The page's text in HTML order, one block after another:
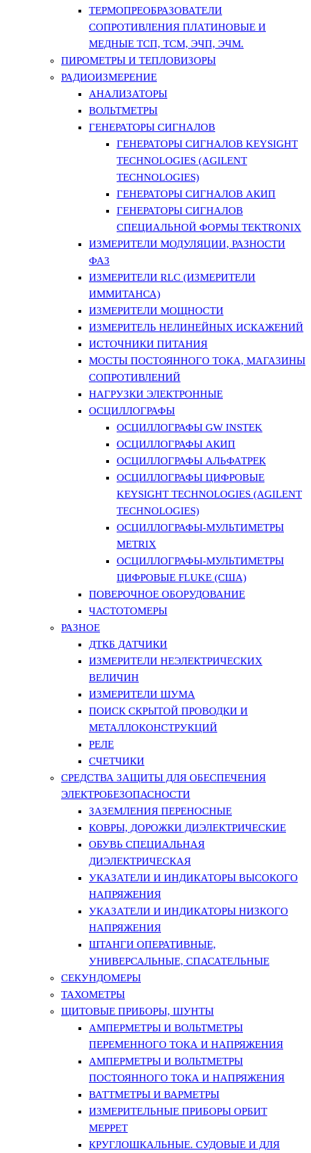
ТЕРМОПРЕОБРАЗОВАТЕЛИ
СОПРОТИВЛЕНИЯ ПЛАТИНОВЫЕ И
МЕДНЫЕ ТСП, ТСМ, ЭЧП, ЭЧМ.
ПИРОМЕТРЫ И ТЕПЛОВИЗОРЫ
РАДИОИЗМЕРЕНИЕ
АНАЛИЗАТОРЫ
ВОЛЬТМЕТРЫ
ГЕНЕРАТОРЫ СИГНАЛОВ
ГЕНЕРАТОРЫ СИГНАЛОВ KEYSIGHT
TECHNOLOGIES (AGILENT
TECHNOLOGIES)
ГЕНЕРАТОРЫ СИГНАЛОВ АКИП
ГЕНЕРАТОРЫ СИГНАЛОВ
СПЕЦИАЛЬНОЙ ФОРМЫ TEKTRONIX
ИЗМЕРИТЕЛИ МОДУЛЯЦИИ, РАЗНОСТИ
ФАЗ
ИЗМЕРИТЕЛИ RLC (ИЗМЕРИТЕЛИ
ИММИТАНСА)
ИЗМЕРИТЕЛИ МОЩНОСТИ
ИЗМЕРИТЕЛЬ НЕЛИНЕЙНЫХ ИСКАЖЕНИЙ
ИСТОЧНИКИ ПИТАНИЯ
МОСТЫ ПОСТОЯННОГО ТОКА, МАГАЗИНЫ
СОПРОТИВЛЕНИЙ
НАГРУЗКИ ЭЛЕКТРОННЫЕ
ОСЦИЛЛОГРАФЫ
ОСЦИЛЛОГРАФЫ GW INSTEK
ОСЦИЛЛОГРАФЫ АКИП
ОСЦИЛЛОГРАФЫ АЛЬФАТРЕК
ОСЦИЛЛОГРАФЫ ЦИФРОВЫЕ
KEYSIGHT TECHNOLOGIES (AGILENT
TECHNOLOGIES)
ОСЦИЛЛОГРАФЫ-МУЛЬТИМЕТРЫ
METRIX
ОСЦИЛЛОГРАФЫ-МУЛЬТИМЕТРЫ
ЦИФРОВЫЕ FLUKE (США)
ПОВЕРОЧНОЕ ОБОРУДОВАНИЕ
ЧАСТОТОМЕРЫ
РАЗНОЕ
ДТКБ ДАТЧИКИ
ИЗМЕРИТЕЛИ НЕЭЛЕКТРИЧЕСКИХ
ВЕЛИЧИН
ИЗМЕРИТЕЛИ ШУМА
ПОИСК СКРЫТОЙ ПРОВОДКИ И
МЕТАЛЛОКОНСТРУКЦИЙ
РЕЛЕ
СЧЕТЧИКИ
СРЕДСТВА ЗАЩИТЫ ДЛЯ ОБЕСПЕЧЕНИЯ
ЭЛЕКТРОБЕЗОПАСНОСТИ
ЗАЗЕМЛЕНИЯ ПЕРЕНОСНЫЕ
КОВРЫ, ДОРОЖКИ ДИЭЛЕКТРИЧЕСКИЕ
ОБУВЬ СПЕЦИАЛЬНАЯ
ДИЭЛЕКТРИЧЕСКАЯ
УКАЗАТЕЛИ И ИНДИКАТОРЫ ВЫСОКОГО
НАПРЯЖЕНИЯ
УКАЗАТЕЛИ И ИНДИКАТОРЫ НИЗКОГО
НАПРЯЖЕНИЯ
ШТАНГИ ОПЕРАТИВНЫЕ,
УНИВЕРСАЛЬНЫЕ, СПАСАТЕЛЬНЫЕ
СЕКУНДОМЕРЫ
ТАХОМЕТРЫ
ЩИТОВЫЕ ПРИБОРЫ, ШУНТЫ
АМПЕРМЕТРЫ И ВОЛЬТМЕТРЫ
ПЕРЕМЕННОГО ТОКА И НАПРЯЖЕНИЯ
АМПЕРМЕТРЫ И ВОЛЬТМЕТРЫ
ПОСТОЯННОГО ТОКА И НАПРЯЖЕНИЯ
ВАТТМЕТРЫ И ВАРМЕТРЫ
ИЗМЕРИТЕЛЬНЫЕ ПРИБОРЫ ОРБИТ
МЕРРЕТ
КРУГЛОШКАЛЬНЫЕ. СУДОВЫЕ И ДЛЯ